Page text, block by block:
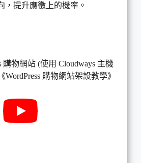
，提升應徵上的機率。